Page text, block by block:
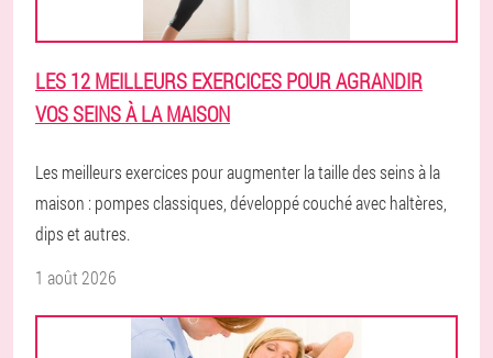
LES 12 MEILLEURS EXERCICES POUR AGRANDIR
VOS SEINS À LA MAISON
Les meilleurs exercices pour augmenter la taille des seins à la
maison : pompes classiques, développé couché avec haltères,
dips et autres.
1 août 2026